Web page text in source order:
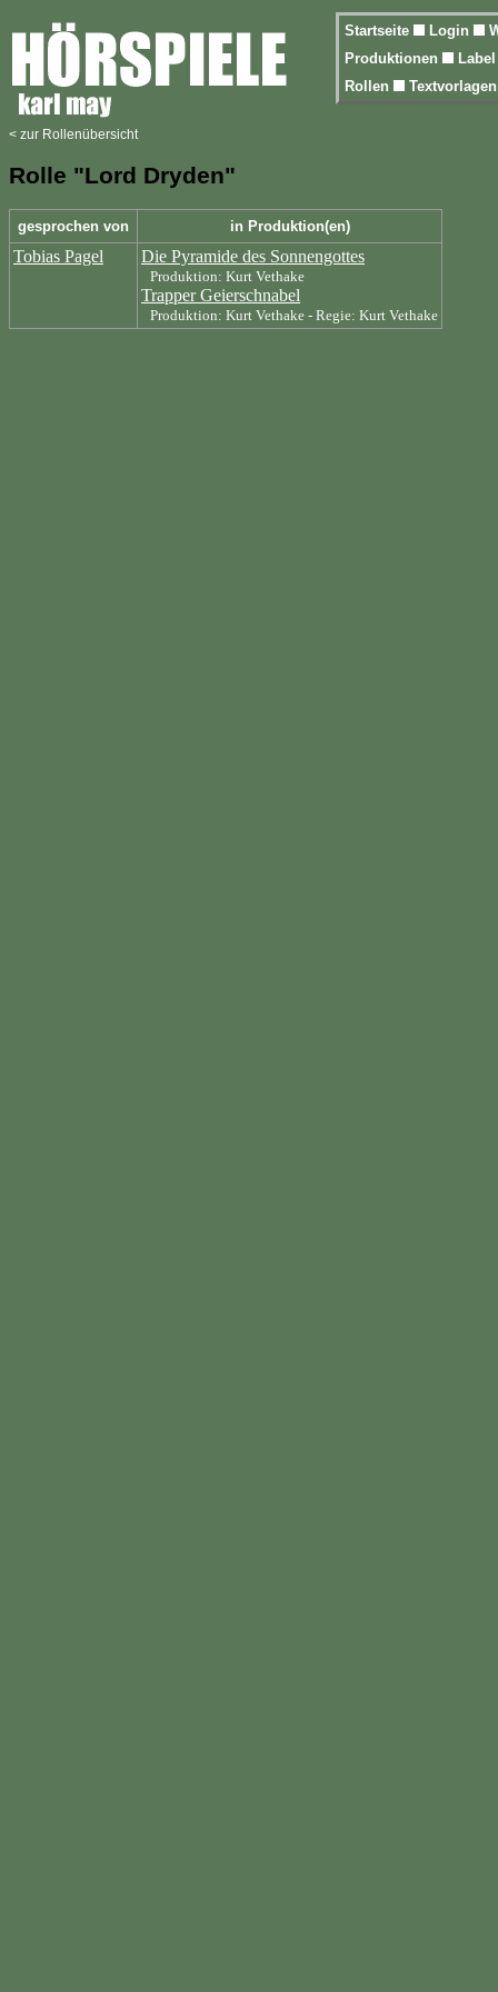
Startseite Login
Produktionen
Rollen
< zur Rollenübersicht
Rolle "Lord Dryden"
gesprochen von in Produktion(en)
Tobias Pagel Die Pyramide des Sonnengottes
Produktion: Kurt Vethake
Trapper Geierschnabel
Produktion: Kurt Vethake - Regie: Kurt Vethake